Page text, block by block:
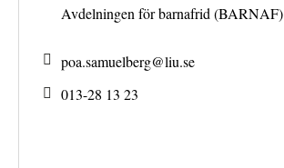
Avdelningen för barnafrid (BARNAF)
poa.samuelberg@liu.se
013-28 13 23